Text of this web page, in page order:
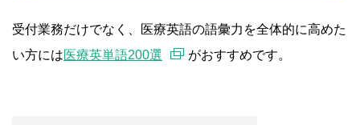
受付業務だけでなく、医療英語の語彙力を全体的に高めた
い方には医療英単語200選 がおすすめです。